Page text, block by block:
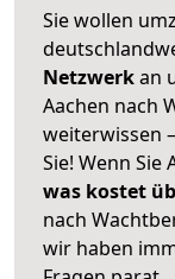
Sie wollen
Netzwerkan
Aachen nach
weiterwissen
Sie! Wenn
was kostet
nach
wir haben